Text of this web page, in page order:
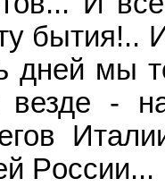
бытия!..
дней мы
-
Poccии...